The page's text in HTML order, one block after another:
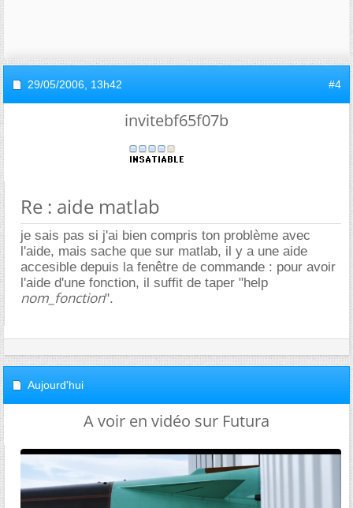
29/05/2006, 13h42 #4
invitebf65f07b
Re : aide matlab
je sais pas si j'ai bien compris ton problème avec
l'aide, mais sache que sur matlab, il y a une aide
accesible depuis la fenêtre de commande : pour avoir
l'aide d'une fonction, il suffit de taper "help
nom_fonction".
Aujourd'hui
A voir en vidéo sur Futura